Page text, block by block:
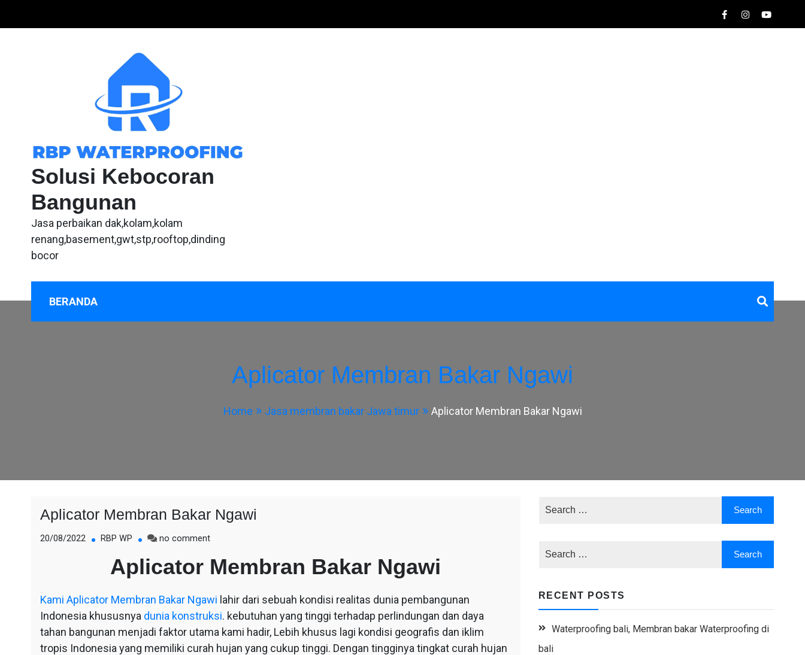
Solusi Kebocoran
Bangunan
Jasa perbaikan dak,kolam,kolam
renang,basement,gwt,stp,rooftop,dinding
bocor
BERANDA
Aplicator Membran Bakar Ngawi
Home Jasa membran bakar Jawa timur Aplicator Membran Bakar Ngawi
Aplicator Membran Bakar Ngawi
20/08/2022 RBP WP no commenton
Membran
Bakar
Aplicator Membran Bakar Ngawi
Kami Aplicator Membran Bakar Ngawi lahir dari sebuah kondisi realitas dunia pembangunan
Indonesia khususnya dunia konstruksi. kebutuhan yang tinggi terhadap perlindungan dan daya
tahan bangunan menjadi faktor utama kami hadir, Lebih khusus lagi kondisi geografis dan iklim
tropis Indonesia yang memiliki curah hujan yang cukup tinggi. Dengan tingginya tingkat curah hujan
RECENT POSTS
Waterproofing bali, Membran bakar Waterproofing di
bali